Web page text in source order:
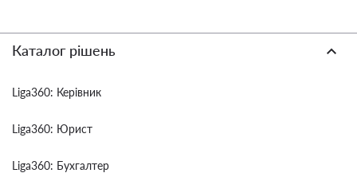
Каталог рішень
Liga360: Керівник
Liga360: Юрист
Liga360: Бухгалтер